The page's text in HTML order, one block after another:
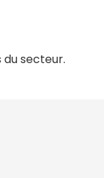
secteur.